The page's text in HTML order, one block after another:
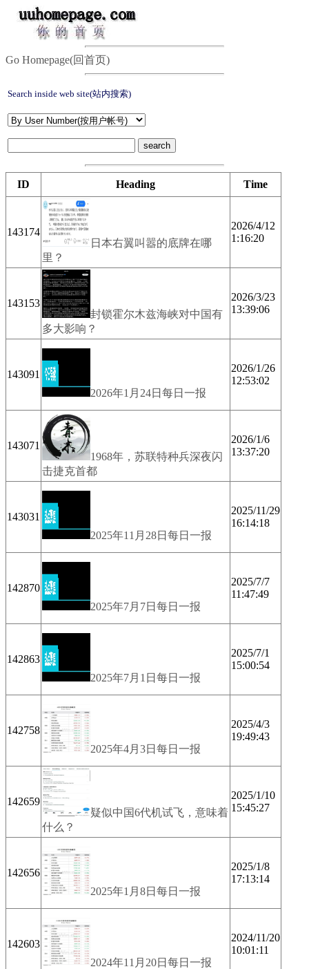
Go Homepage(回首页)
Search inside web site(站内搜索)
ID Heading Time
143174
日本右翼叫嚣的底牌在哪
里？
2026/4/12
1:16:20
143153
封锁霍尔木兹海峡对中国有
多大影响？
2026/3/23
13:39:06
143091
2026年1月24日每日一报
2026/1/26
12:53:02
143071
1968年，苏联特种兵深夜闪
击捷克首都
2026/1/6
13:37:20
143031
2025年11月28日每日一报
2025/11/29
16:14:18
142870
2025年7月7日每日一报
2025/7/7
11:47:49
142863
2025年7月1日每日一报
2025/7/1
15:00:54
142758
2025年4月3日每日一报
2025/4/3
19:49:43
142659
疑似中国6代机试飞，意味着
什么？
2025/1/10
15:45:27
142656
2025年1月8日每日一报
2025/1/8
17:13:14
142603
2024年11月20日每日一报
2024/11/20
10:01:11